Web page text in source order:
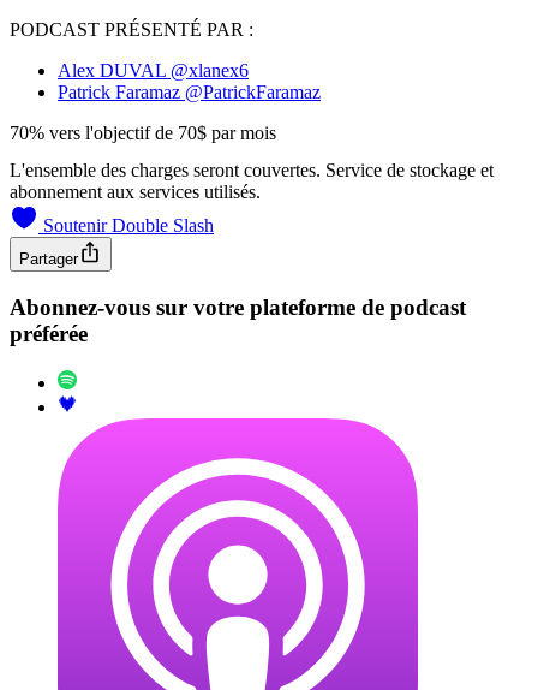
PODCAST PRÉSENTÉ PAR :
Alex DUVAL @xlanex6
Patrick Faramaz @PatrickFaramaz
70% vers l'objectif de 70$ par mois
L'ensemble des charges seront couvertes. Service de stockage et
abonnement aux services utilisés.
Soutenir Double Slash
Partager
Abonnez-vous sur votre plateforme de podcast
préférée